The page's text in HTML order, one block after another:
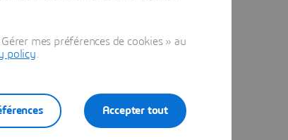
mes préférences de cookies » au
policy
Accepter tout